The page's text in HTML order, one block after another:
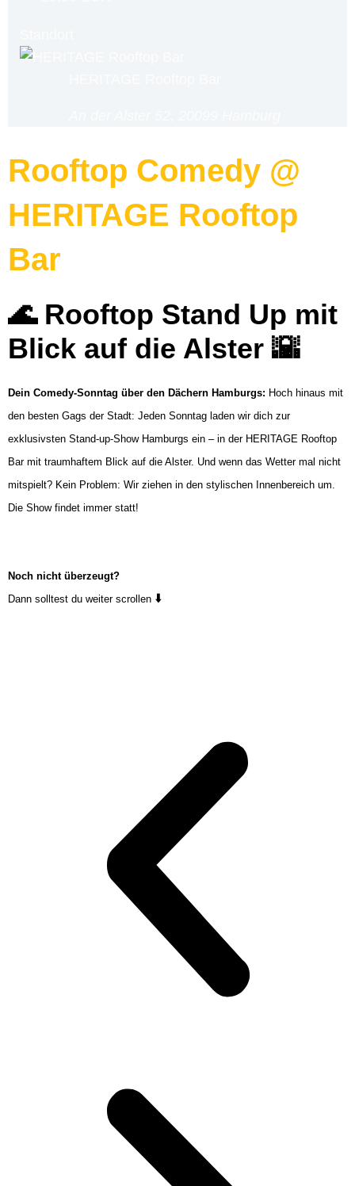
Rooftop Comedy @
HERITAGE Rooftop
Bar
🌊 Rooftop Stand Up mit
Blick auf die Alster 🌇
Dein Comedy-Sonntag über den Dächern Hamburgs: Hoch hinaus mit
den besten Gags der Stadt: Jeden Sonntag laden wir dich zur
exklusivsten Stand-up-Show Hamburgs ein – in der HERITAGE Rooftop
Bar mit traumhaftem Blick auf die Alster. Und wenn das Wetter mal nicht
mitspielt? Kein Problem: Wir ziehen in den stylischen Innenbereich um.
Die Show findet immer statt!
Noch nicht überzeugt?
Dann solltest du weiter scrollen ⬇️